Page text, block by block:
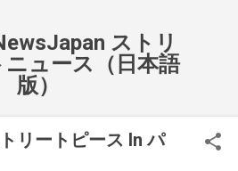
ストリ
ュース（日本語
版）
リートピース In パ